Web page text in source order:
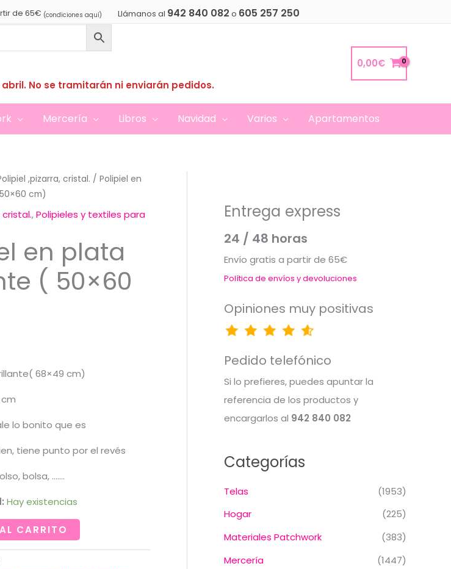
de 65€ (condiciones aquí) Llámanos al 942 840 082 o 605 257 250
No se tramitarán ni enviarán pedidos.
0,00€
Mercería Libros Navidad Varios Apartamentos
,pizarra, cristal. / Polipiel en
cm)
cristal.,Polipieles y textiles para
en plata
( 50×60
68×49 cm)
lo bonito que es
tiene punto por el revés
bolsa, …….
Hay existencias
CARRITO
Entrega express
24 / 48 horas
Envío gratis a partir de 65€
Política de envíos y devoluciones
Opiniones muy positivas
Pedido telefónico
Si lo prefieres, puedes apuntar la
referencia de los productos y
encargarlos al 942 840 082
Categorías
Telas
(1953)
Hogar
(225)
Materiales Patchwork
(383)
Mercería
(1447)